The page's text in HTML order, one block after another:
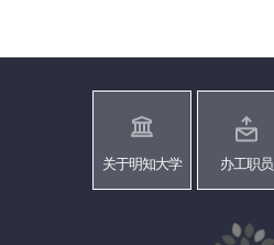
关于明知大学 办工职员